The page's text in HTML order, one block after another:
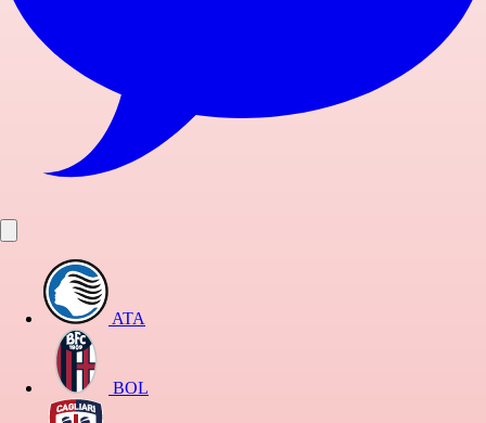
ATA
BOL